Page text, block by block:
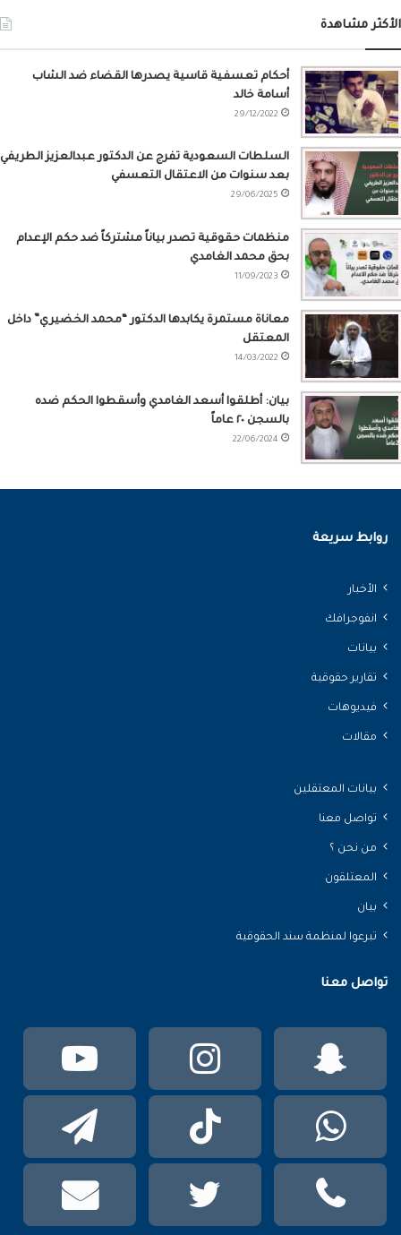
الأكثر مشاهدة
أحكام تعسفية قاسية يصدرها القضاء ضد الشاب
أسامة خالد
29/12/2022
السلطات السعودية تفرج عن الدكتور عبدالعزيز الطريفي
بعد سنوات من الاعتقال التعسفي
29/06/2025
منظمات حقوقية تصدر بياناً مشتركاً ضد حكم الإعدام
بحق محمد الغامدي
11/09/2023
معاناة مستمرة يكابدها الدكتور “محمد الخضيري” داخل
المعتقل
14/03/2022
بيان: أطلقوا أسعد الغامدي وأسقطوا الحكم ضده
بالسجن ٢٠ عاماً
22/06/2024
روابط سريعة
الأخبار
انفوجرافك
بيانات
تقارير حقوقية
فيديوهات
مقالات
بيانات المعتقلين
تواصل معنا
من نحن ؟
المعتلقون
بيان
تبرعوا لمنظمة سند الحقوقية
تواصل معنا
انستقرام
سناب
TikTok
واتساب
phone